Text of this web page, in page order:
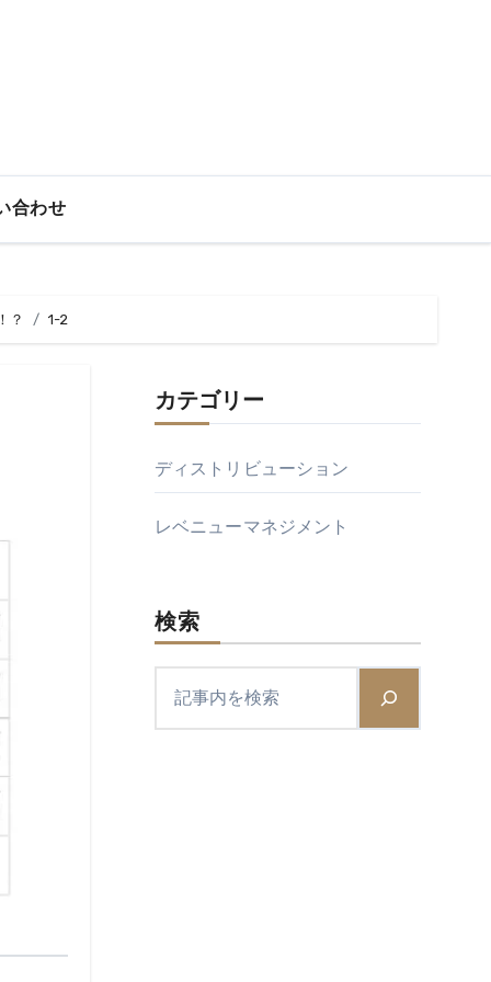
合わせ
？ 1-2
カテゴリー
ディストリビューション
レベニューマネジメント
検索